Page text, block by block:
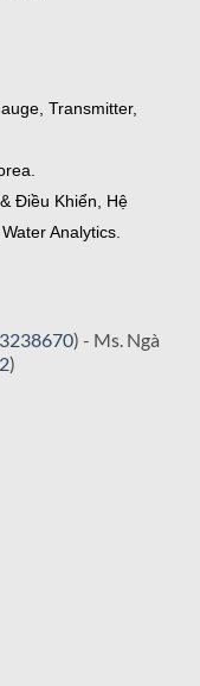
Transmitter,
Điều Khiển, Hệ
Analytics.
) - Ms. Ngà
)